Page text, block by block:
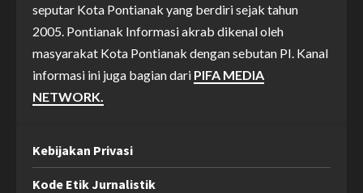
seputar Kota Pontianak yang berdiri sejak tahun
2005. Pontianak Informasi akrab dikenal oleh
masyarakat Kota Pontianak dengan sebutan PI. Kanal
informasi ini juga bagian dari PIFA MEDIA
NETWORK.
Kebijakan Privasi
Kode Etik Jurnalistik